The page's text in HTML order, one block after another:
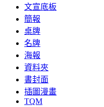
文宣底板
簡報
桌牌
名牌
海報
資料夾
書封面
插圖漫畫
TQM